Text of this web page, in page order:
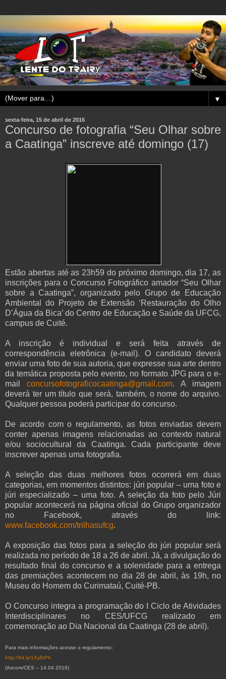
▼
sexta-feira, 15 de abril de 2016
Concurso de fotografia “Seu Olhar sobre
a Caatinga” inscreve até domingo (17)
Estão abertas até as 23h59 do próximo domingo, dia 17, as
inscrições para o Concurso Fotográfico amador “Seu Olhar
sobre a Caatinga”, organizado pelo Grupo de Educação
Ambiental do Projeto de Extensão ‘Restauração do Olho
D’Água da Bica’ do Centro de Educação e Saúde da UFCG,
campus de Cuité.
A inscrição é individual e será feita através de
correspondência eletrônica (e-mail). O candidato deverá
enviar uma foto de sua autoria, que expresse sua arte dentro
da temática proposta pelo evento, no formato JPG para o e-
mail concursofotograficocaatinga@gmail.com. A imagem
deverá ter um título que será, também, o nome do arquivo.
Qualquer pessoa poderá participar do concurso.
De acordo com o regulamento, as fotos enviadas devem
conter apenas imagens relacionadas ao contexto natural
e/ou sociocultural da Caatinga. Cada participante deve
inscrever apenas uma fotografia.
A seleção das duas melhores fotos ocorrerá em duas
categorias, em momentos distintos: júri popular – uma foto e
júri especializado – uma foto. A seleção da foto pelo Júri
popular acontecerá na página oficial do Grupo organizador
no Facebook, através do link:
www.facebook.com/trilhasufcg.
A exposição das fotos para a seleção do júri popular será
realizada no período de 18 a 26 de abril. Já, a divulgação do
resultado final do concurso e a solenidade para a entrega
das premiações acontecem no dia 28 de abril, às 19h, no
Museu do Homem do Curimataú, Cuité-PB.
O Concurso integra a programação do I Ciclo de Atividades
Interdisciplinares no CES/UFCG realizado em
comemoração ao Dia Nacional da Caatinga (28 de abril).
Para mais informações acesse o regulamento:
http://bit.ly/1Xy8rPh
(Ascom/CES – 14.04.2016)